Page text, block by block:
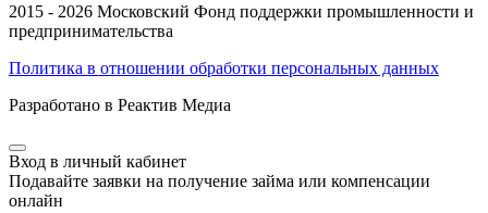
2015 - 2026 Московский Фонд поддержки промышленности и
предпринимательства
Политика в отношении обработки персональных данных
Разработано в Реактив Медиа
Вход в личный кабинет
Подавайте заявки на получение займа или компенсации
онлайн